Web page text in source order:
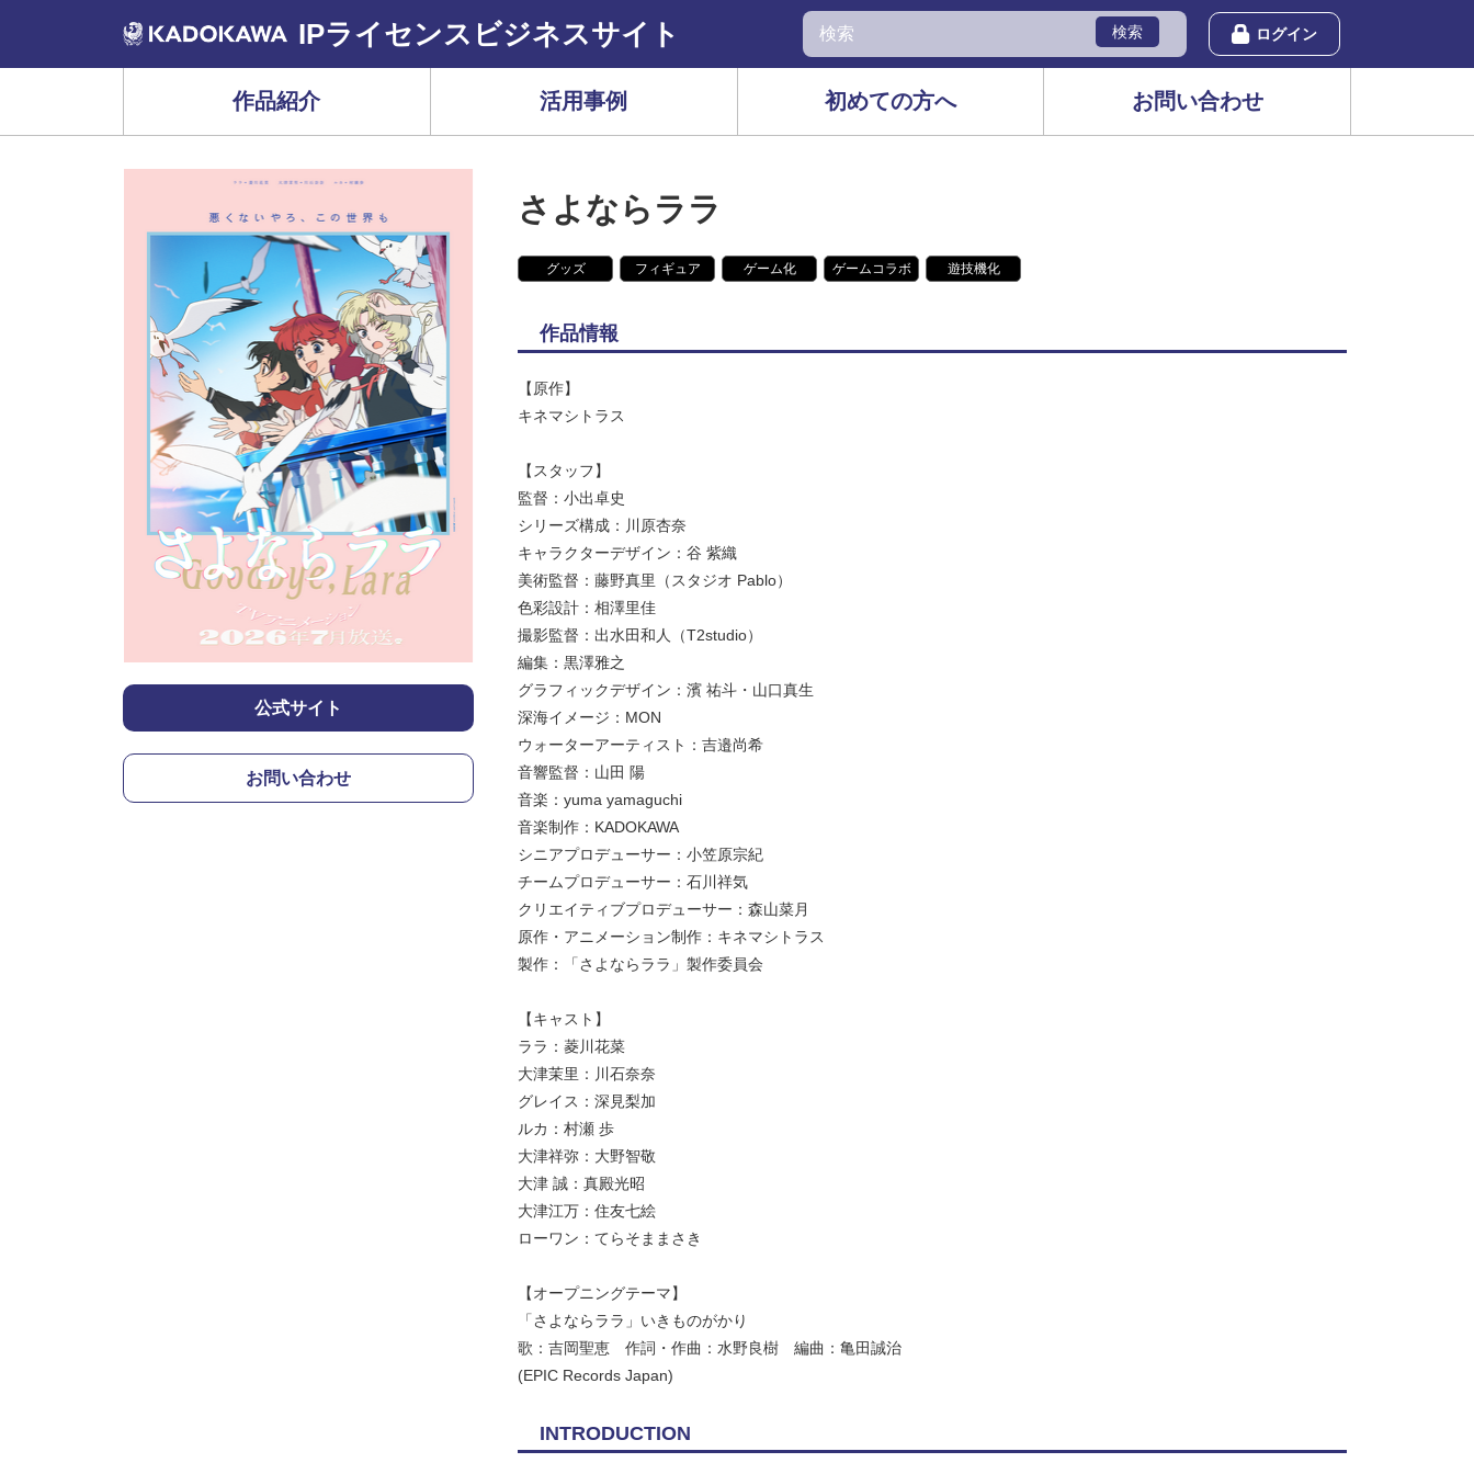
IPライセンスビジネスサイト 検索 ログイン
作品紹介 活用事例 初めての方へ お問い合わせ
公式サイト
お問い合わせ
さよならララ
グッズ フィギュア ゲーム化 ゲームコラボ 遊技機化
作品情報
【原作】
キネマシトラス
【スタッフ】
監督：小出卓史
シリーズ構成：川原杏奈
キャラクターデザイン：谷 紫織
美術監督：藤野真里（スタジオ Pablo）
色彩設計：相澤里佳
撮影監督：出水田和人（T2studio）
編集：黒澤雅之
グラフィックデザイン：濱 祐斗・山口真生
深海イメージ：MON
ウォーターアーティスト：吉邉尚希
音響監督：山田 陽
音楽：yuma yamaguchi
音楽制作：KADOKAWA
シニアプロデューサー：小笠原宗紀
チームプロデューサー：石川祥気
クリエイティブプロデューサー：森山菜月
原作・アニメーション制作：キネマシトラス
製作：「さよならララ」製作委員会
【キャスト】
ララ：菱川花菜
大津茉里：川石奈奈
グレイス：深見梨加
ルカ：村瀬 歩
大津祥弥：大野智敬
大津 誠：真殿光昭
大津江万：住友七絵
ローワン：てらそままさき
【オープニングテーマ】
「さよならララ」いきものがかり
歌：吉岡聖恵 作詞・作曲：水野良樹 編曲：亀田誠治
(EPIC Records Japan)
INTRODUCTION